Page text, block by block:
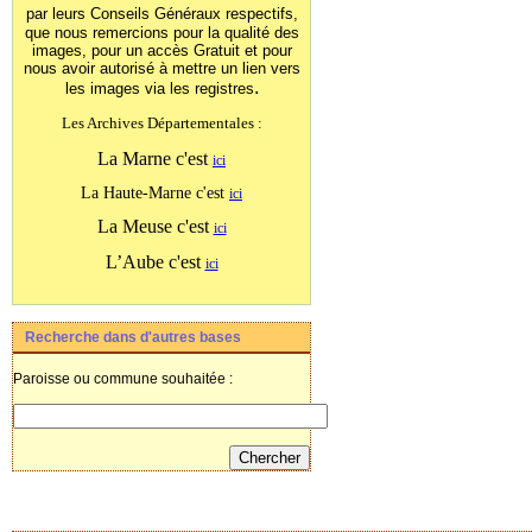
par leurs Conseils Généraux respectifs,
que nous remercions pour la qualité des
images, pour un accès Gratuit et pour
nous avoir autorisé à mettre un lien vers
les images via les registres.
Les Archives Départementales :
La Marne c'est ici
La Haute-Marne c'est ici
La Meuse c'est ici
L’Aube c'est ici
Recherche dans d'autres bases
Paroisse ou commune souhaitée :